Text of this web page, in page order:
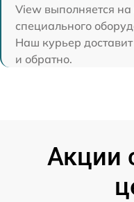
View выполняется на
специального
Наш курьер
и обратно.
Акции